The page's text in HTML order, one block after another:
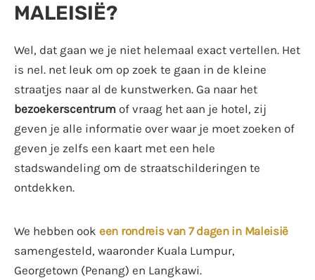
MALEISIË?
Wel, dat gaan we je niet helemaal exact vertellen. Het
is nel. net leuk om op zoek te gaan in de kleine
straatjes naar al de kunstwerken. Ga naar het
bezoekerscentrum of vraag het aan je hotel, zij
geven je alle informatie over waar je moet zoeken of
geven je zelfs een kaart met een hele
stadswandeling om de straatschilderingen te
ontdekken.
We hebben ook een rondreis van 7 dagen in Maleisië
samengesteld, waaronder Kuala Lumpur,
Georgetown (Penang) en Langkawi.